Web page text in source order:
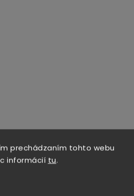
prechádzaním tohto webu
informácií tu.